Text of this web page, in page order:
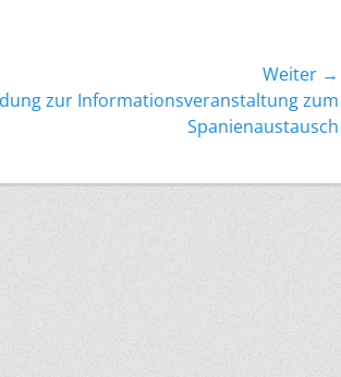
Weiter →
zur Informationsveranstaltung zum
Spanienaustausch